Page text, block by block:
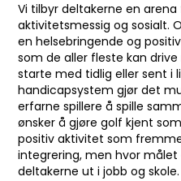
Vi tilbyr deltakerne en
aktivitetsmessig og sosialt.
en helsebringende og
som de aller fleste kan
starte med tidlig eller sent i
handicapsystem gjør det
erfarne spillere å spille
ønsker å gjøre golf kjent
positiv aktivitet som
integrering, men hvor
deltakerne ut i jobb og skole.